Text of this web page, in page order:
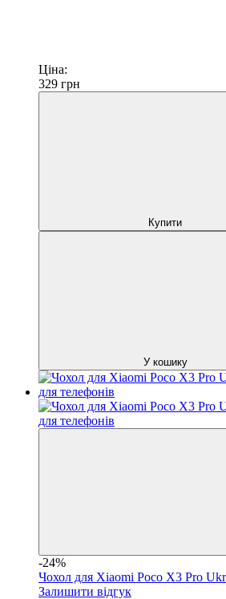
Ціна:
329 грн
Купити
У кошику
-24%
Чохол для Xiaomi Poco X3 Pro
Залишити відгук